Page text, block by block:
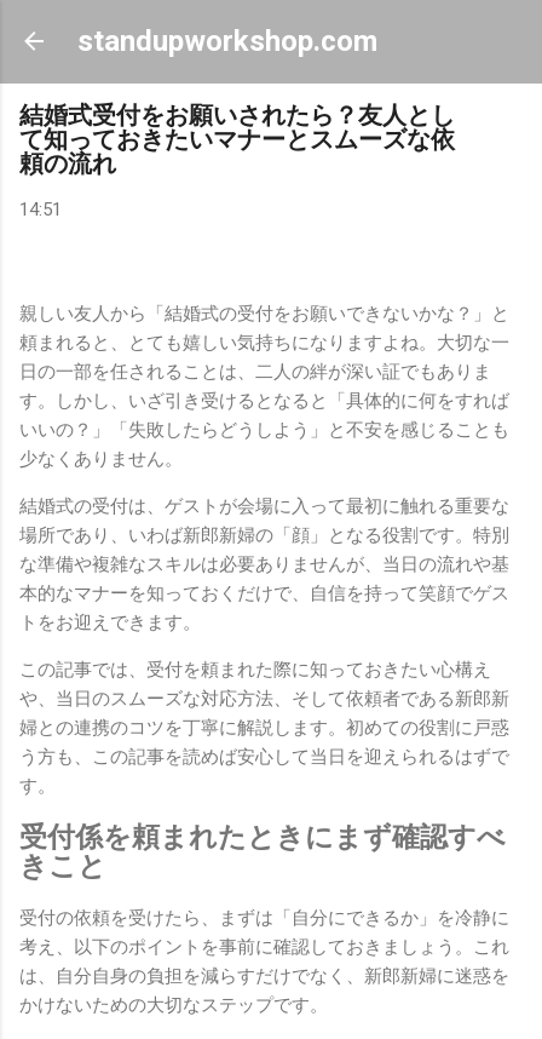
スキップしてメイン コンテンツに移動
standupworkshop.com
結婚式受付をお願いされたら？友人とし
て知っておきたいマナーとスムーズな依
頼の流れ
14:51
親しい友人から「結婚式の受付をお願いできないかな？」と
頼まれると、とても嬉しい気持ちになりますよね。大切な一
日の一部を任されることは、二人の絆が深い証でもありま
す。しかし、いざ引き受けるとなると「具体的に何をすれば
いいの？」「失敗したらどうしよう」と不安を感じることも
少なくありません。
結婚式の受付は、ゲストが会場に入って最初に触れる重要な
場所であり、いわば新郎新婦の「顔」となる役割です。特別
な準備や複雑なスキルは必要ありませんが、当日の流れや基
本的なマナーを知っておくだけで、自信を持って笑顔でゲス
トをお迎えできます。
この記事では、受付を頼まれた際に知っておきたい心構え
や、当日のスムーズな対応方法、そして依頼者である新郎新
婦との連携のコツを丁寧に解説します。初めての役割に戸惑
う方も、この記事を読めば安心して当日を迎えられるはずで
す。
受付係を頼まれたときにまず確認すべ
きこと
受付の依頼を受けたら、まずは「自分にできるか」を冷静に
考え、以下のポイントを事前に確認しておきましょう。これ
は、自分自身の負担を減らすだけでなく、新郎新婦に迷惑を
かけないための大切なステップです。